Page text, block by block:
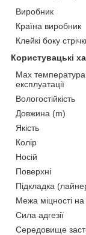
Виробник
Країна виробник
Клейкі боку
Користувацькі
Max температура
експлуатації
Вологостійкість
Довжина (m)
Якість
Колір
Носій
Поверхні
Підкладка
Межа міцності
Сила адгезії
Середовище